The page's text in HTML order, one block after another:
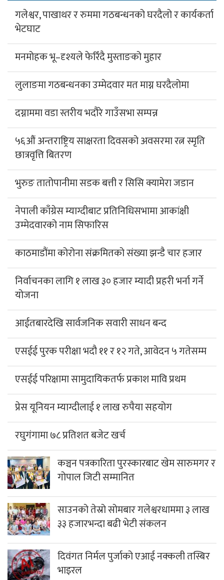
गलेश्वर, पाखाथर र रुममा गठबन्धनको घरदैलो र कार्यकर्ता
भेटघाट
मनमोहक भू–दृश्यले फेरिँदै मुस्ताङको मुहार
लुलाङमा गठबन्धनका उम्मेदवार मत माग्न घरदैलोमा
दग्नाममा वडा स्तरीय भदौरे गाउँसभा सम्पन्न
५६औं अन्तराष्ट्रिय साक्षरता दिवसको अवसरमा रत्न स्मृति
छात्रवृत्ति बितरण
भुरुङ तातोपानीमा सडक बत्ती र सिसि क्यामेरा जडान
नेपाली काँग्रेस म्याग्दीबाट प्रतिनिधिसभामा आकांक्षी
उम्मेदवारको नाम सिफारिस
काठमाडौंमा कोरोना संक्रमितको संख्या झन्डै चार हजार
निर्वाचनका लागि १ लाख ३० हजार म्यादी प्रहरी भर्ना गर्ने
योजना
आईतबारदेखि सार्वजनिक सवारी साधन बन्द
एसईई पुरक परीक्षा भदौ ११ र १२ गते, आवेदन ५ गतेसम्म
एसईई परिक्षामा सामुदायिकतर्फ प्रकाश मावि प्रथम
प्रेस यूनियन म्याग्दीलाई १ लाख रुपैया सहयोग
रघुगंगामा ७८ प्रतिशत बजेट खर्च
कञ्चन पत्रकारिता पुरस्कारबाट खेम सारुमगर र
गोपाल जिटी सम्मानित
साउनको तेस्रो सोमबार गलेश्वरधाममा ३ लाख
३३ हजारभन्दा बढी भेटी संकलन
दिवंगत निर्मल पुर्जाको एआई नक्कली तस्बिर
भाइरल